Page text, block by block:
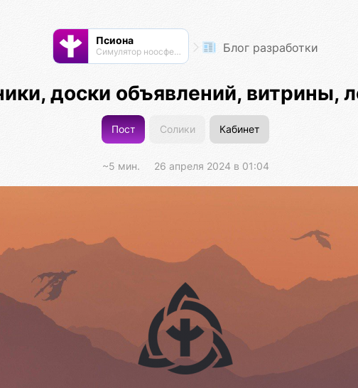
Псиона
Cимулятор ноосферы Блог разработки
доски объявлений, витрины,
Пост Солики Кабинет
~5 мин. 26 апреля 2024 в 01:04